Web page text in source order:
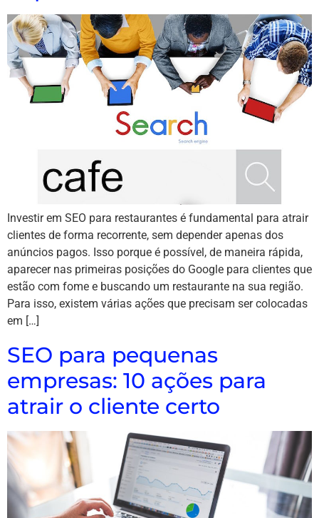
Investir em SEO para restaurantes é fundamental para atrair
clientes de forma recorrente, sem depender apenas dos
anúncios pagos. Isso porque é possível, de maneira rápida,
aparecer nas primeiras posições do Google para clientes que
estão com fome e buscando um restaurante na sua região.
Para isso, existem várias ações que precisam ser colocadas
em […]
SEO para pequenas
empresas: 10 ações para
atrair o cliente certo